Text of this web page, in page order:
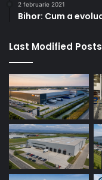
2 februarie 2021
Bihor: Cum a
Last Modified Posts